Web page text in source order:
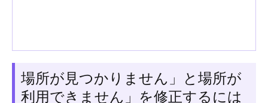
場所が見つかりません」と場所が
利用できません」を修正するには